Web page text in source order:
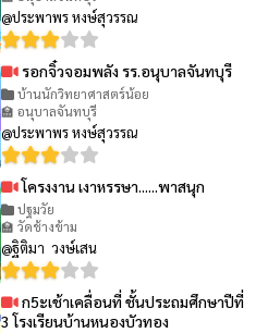
@ประพาพร หงษ์สุวรรณ
รอกจิ๋วจอมพลัง รร.อนุบาลจันทบุรี
บ้านนักวิทยาศาสตร์น้อย
🏫 อนุบาลจันทบุรี
@ประพาพร หงษ์สุวรรณ
โครงงาน เงาหรรษา......พาสนุก
ปฐมวัย
🏫 วัดช้างข้าม
@ฐิติมา วงษ์เสน
ก5ะเช้าเคลื่อนที่ ชั้นประถมศึกษาปีที่
3 โรงเรียนบ้านหนองบัวทอง